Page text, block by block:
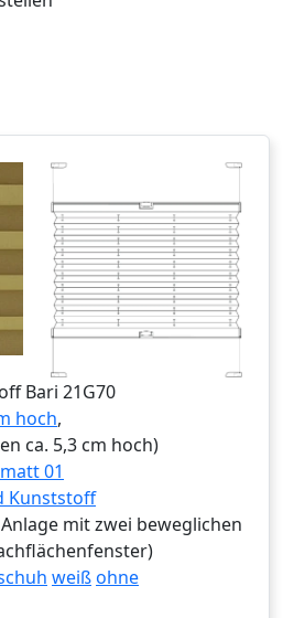
Bari 21G70
hoch,
ca. 5,3 cm hoch)
01
Kunststoff
mit zwei beweglichen
weißohne